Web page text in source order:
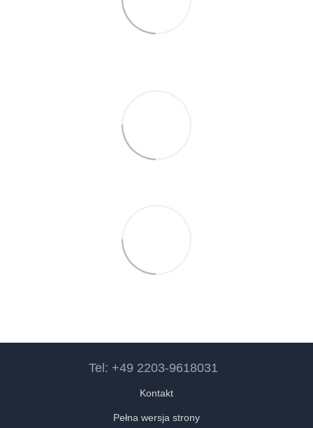
Tel: +49 2203-9618031
Kontakt
Pełna wersja strony